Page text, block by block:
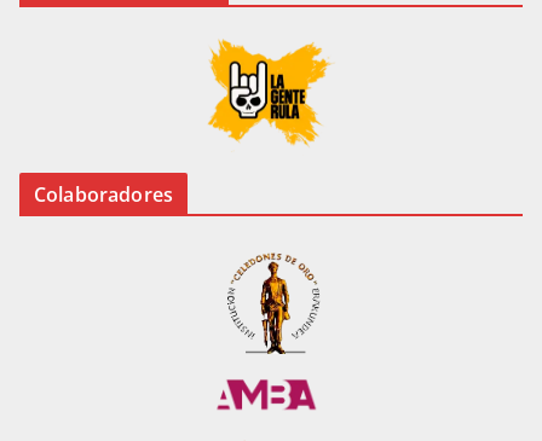
Colaboradores